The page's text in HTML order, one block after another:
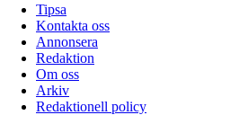
Tipsa
Kontakta oss
Annonsera
Redaktion
Om oss
Arkiv
Redaktionell policy